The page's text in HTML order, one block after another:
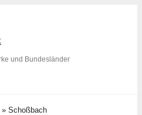
und Bundesländer
» Schoßbach